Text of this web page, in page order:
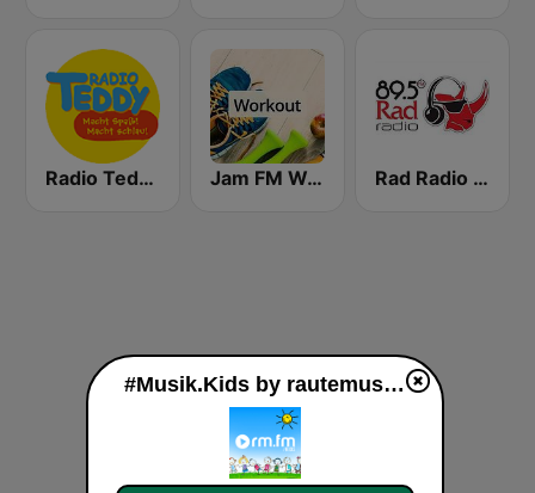
Radio Teddy Jam FM Workout Rad Radio 89.5
#Musik.Kids by rautemusik live